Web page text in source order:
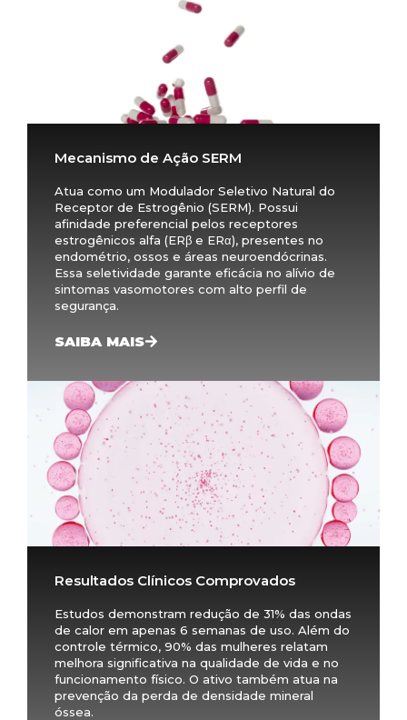
Mecanismo de Ação SERM
Atua como um Modulador Seletivo Natural do
Receptor de Estrogênio (SERM). Possui
afinidade preferencial pelos receptores
estrogênicos alfa (ERβ e ERα), presentes no
endométrio, ossos e áreas neuroendócrinas.
Essa seletividade garante eficácia no alívio de
sintomas vasomotores com alto perfil de
segurança.
SAIBA MAIS
Resultados Clínicos Comprovados
Estudos demonstram redução de 31% das ondas
de calor em apenas 6 semanas de uso. Além do
controle térmico, 90% das mulheres relatam
melhora significativa na qualidade de vida e no
funcionamento físico. O ativo também atua na
prevenção da perda de densidade mineral
óssea.